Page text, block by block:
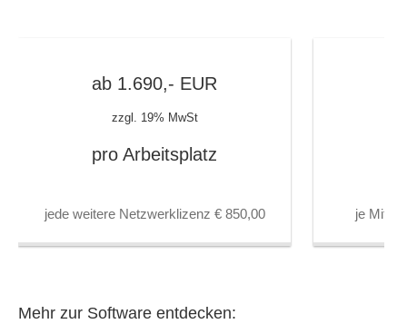
Schichtmodelle
Schnittstellen
Sperrung einzelner Zeitmodelle
Terminplanung
Urlaubsansprüche
ab 1.690,- EUR
zzgl. 19% MwSt
pro Arbeitsplatz
jede weitere Netzwerklizenz € 850,00 je
Mehr zur Software entdecken: